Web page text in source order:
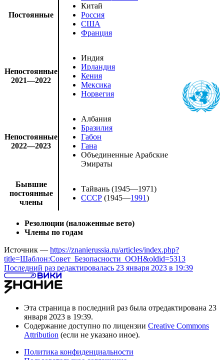
Постоянные
Китай
Россия
США
Франция
Непостоянные
2021—2022
Индия
Ирландия
Кения
Мексика
Норвегия
Непостоянные
2022—2023
Албания
Бразилия
Габон
Гана
Объединенные Арабские
Эмираты
Бывшие
постоянные
члены
Тайвань (1945—1971)
СССР (1945—1991)
Резолюции (наложенные вето)
Члены по годам
Источник — https://znanierussia.ru/articles/index.php?
title=Шаблон:Совет_Безопасности_ООН&oldid=5313
Последний раз редактировалась 23 января 2023 в 19:39
Эта страница в последний раз была отредактирована 23
января 2023 в 19:39.
Содержание доступно по лицензии Creative Commons
Attribution (если не указано иное).
Политика конфиденциальности